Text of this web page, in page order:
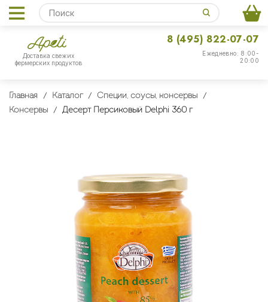
Доставка свежих
фермерских продуктов
Ежедневно: 8:00-
20:00
8 (495) 822-07-07
Главная Каталог
Специи, соусы, консервы
Консервы
Десерт Персиковый Delphi 360 г